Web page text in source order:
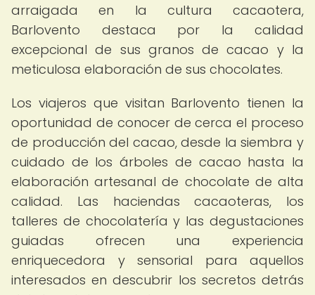
arraigada en la cultura cacaotera,
Barlovento destaca por la calidad
excepcional de sus granos de cacao y la
meticulosa elaboración de sus chocolates.
Los viajeros que visitan Barlovento tienen la
oportunidad de conocer de cerca el proceso
de producción del cacao, desde la siembra y
cuidado de los árboles de cacao hasta la
elaboración artesanal de chocolate de alta
calidad. Las haciendas cacaoteras, los
talleres de chocolatería y las degustaciones
guiadas ofrecen una experiencia
enriquecedora y sensorial para aquellos
interesados en descubrir los secretos detrás